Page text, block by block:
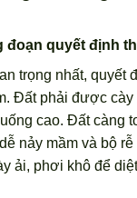
đoạn quyết định
trọng nhất, quyết
Đất phải được
cao. Đất càng
nảy mầm và bộ rễ
ải, phơi khô để